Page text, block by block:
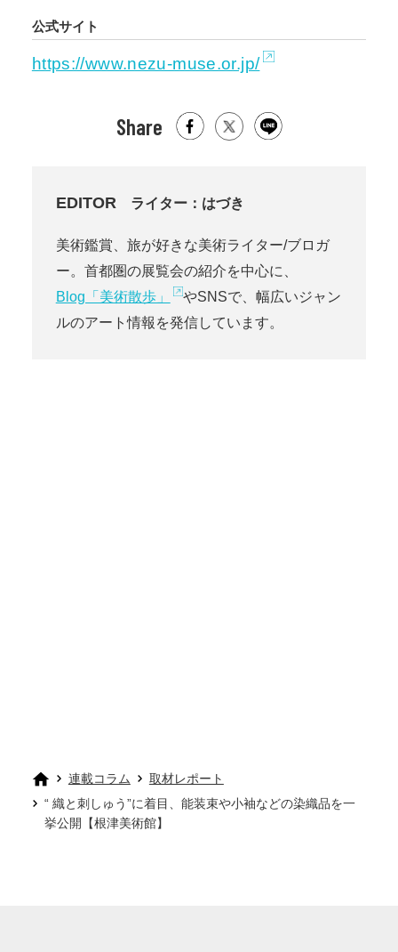
公式サイト
https://www.nezu-muse.or.jp/
Share
EDITOR ライター：はづき
美術鑑賞、旅が好きな美術ライター/ブロガ
ー。首都圏の展覧会の紹介を中心に、
Blog「美術散歩」
やSNSで、幅広いジャン
ルのアート情報を発信しています。
連載コラム
取材レポート
“ 織と刺しゅう”に着目、能装束や小袖などの染織品を一
挙公開【根津美術館】